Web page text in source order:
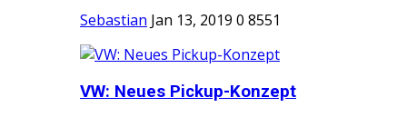
Sebastian Jan 13, 2019 0 8551
VW: Neues Pickup-Konzept